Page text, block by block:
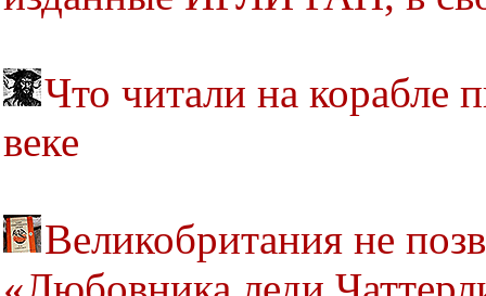
Что читали на корабле
веке
Великобритания не